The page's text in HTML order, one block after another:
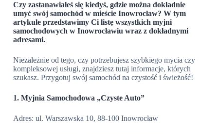
Czy zastanawiałeś się kiedyś, gdzie można dokładnie
umyć swój samochód w mieście Inowrocław? W tym
artykule przedstawimy Ci listę wszystkich myjni
samochodowych w Inowrocławiu wraz z dokładnymi
adresami.
Niezależnie od tego, czy potrzebujesz szybkiego mycia czy
kompleksowej usługi, znajdziesz tutaj informacje, których
szukasz. Przygotuj swój samochód na czystość i świeżość!
1. Myjnia Samochodowa „Czyste Auto”
Adres: ul. Warszawska 10, 88-100 Inowrocław